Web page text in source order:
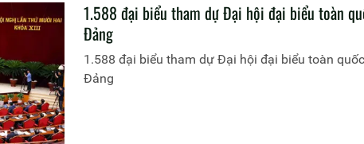
1.588 đại biểu tham dự Đại hội đại biểu toàn
Đảng
1.588 đại biểu tham dự Đại hội đại biểu toàn
Đảng